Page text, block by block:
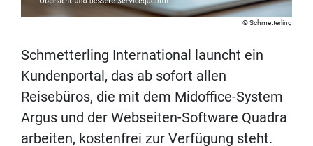
Schmetterling
Schmetterling International launcht ein
Kundenportal, das ab sofort allen
Reisebüros, die mit dem Midoffice-System
Argus und der Webseiten-Software Quadra
arbeiten, kostenfrei zur Verfügung steht.